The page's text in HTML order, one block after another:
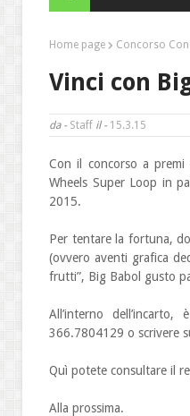
Home page Concorso
Vinci con
da - Staff il - 15.3.15
Con il concorso a
Wheels Super Loop in
2015.
Per tentare la fortuna,
(ovvero aventi grafica
frutti”, Big Babol gusto
All’interno
366.7804129 o scrivere
Quì potete consultare il
Alla prossima.